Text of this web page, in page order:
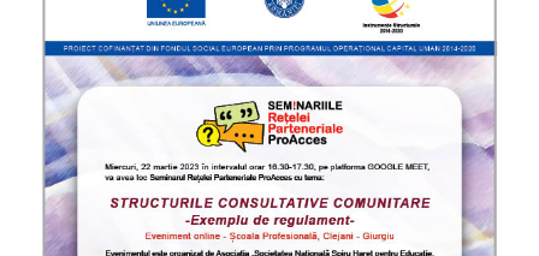
Membri regionali
Documente instituționale
SEMINARIILE REȚELEI PROACCES
MATERIALE DE INFORMARE
Resurse video